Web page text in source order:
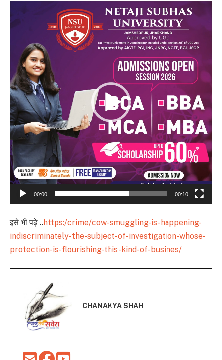
Player
00:00 00:10
इसे भी पढ़े ..https:/crime/cow-smuggling-is-happening-
indiscriminately-the-subject-of-investigation-whose-
protection-is-flourishing-this-kind-of-busines/
CHANAKYA SHAH